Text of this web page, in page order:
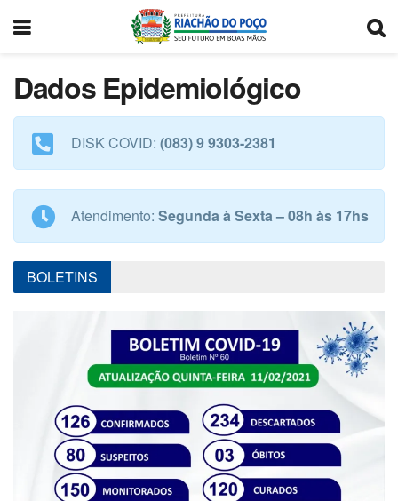
Dados Epidemiológico
DISK COVID: (083) 9 9303-2381
Atendimento: Segunda à Sexta – 08h às 17hs
BOLETINS